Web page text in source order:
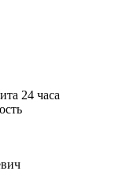
24 часа